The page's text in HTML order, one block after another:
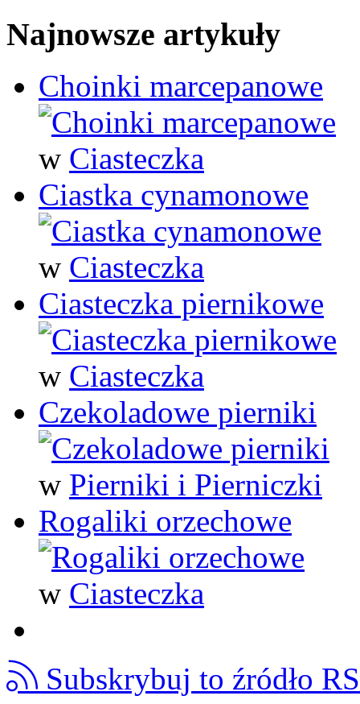
Najnowsze artykuły
Choinki marcepanowe
w Ciasteczka
Ciastka cynamonowe
w Ciasteczka
Ciasteczka piernikowe
w Ciasteczka
Czekoladowe pierniki
w Pierniki i Pierniczki
Rogaliki orzechowe
w Ciasteczka
Subskrybuj to źródło